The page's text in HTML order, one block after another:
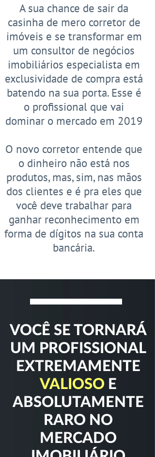
A sua chance de sair da
casinha de mero corretor de
imóveis e se transformar em
um consultor de negócios
imobiliários especialista em
exclusividade de compra está
batendo na sua porta. Esse é
o profissional que vai
dominar o mercado em 2019
O novo corretor entende que
o dinheiro não está nos
produtos, mas, sim, nas mãos
dos clientes e é pra eles que
você deve trabalhar para
ganhar reconhecimento em
forma de dígitos na sua conta
bancária.
VOCÊ SE TORNARÁ
UM PROFISSIONAL
EXTREMAMENTE
VALIOSO E
ABSOLUTAMENTE
RARO NO
MERCADO